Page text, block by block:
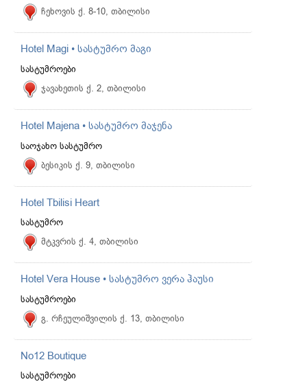
ჩეხოვის ქ. 8-10, თბილისი
Hotel Magi • სასტუმრო მაგი
სასტუმროები
ჯავახეთის ქ. 2, თბილისი
Hotel Majena • სასტუმრო მაჯენა
საოჯახო სასტუმრო
ბესიკის ქ. 9, თბილისი
Hotel Tbilisi Heart
სასტუმრო
მტკვრის ქ. 4, თბილისი
Hotel Vera House • სასტუმრო ვერა ჰაუსი
სასტუმროები
გ. რჩეულიშვილის ქ. 13, თბილისი
No12 Boutique
სასტუმროები